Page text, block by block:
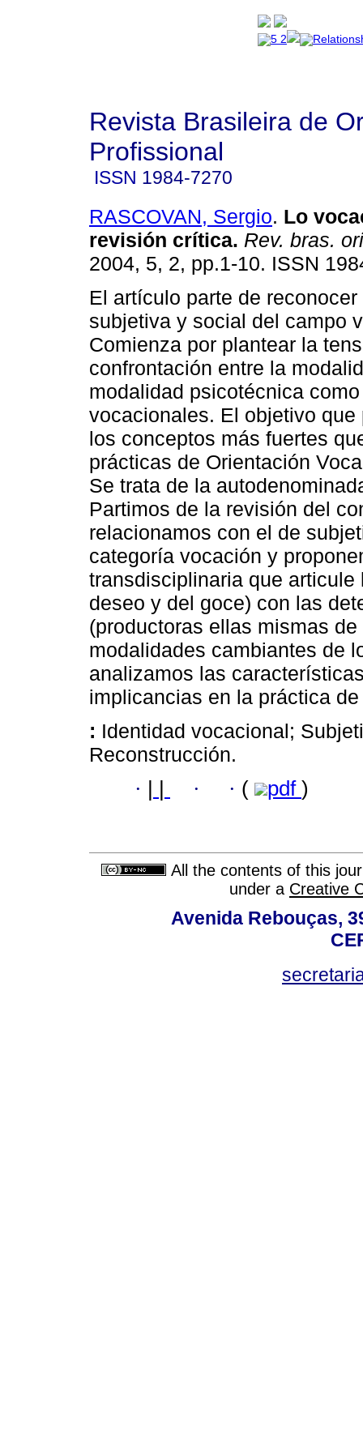
Revista Brasileira de
Profissional
ISSN 1984-7270
RASCOVAN, Sergio. Lo
revisión crítica. Rev. bras.
2004, 5, 2, pp.1-10. ISSN
El artículo parte de
subjetiva y social del campo
Comienza por plantear la
confrontación entre la
modalidad psicotécnica
vocacionales. El objetivo
los conceptos más fuertes
prácticas de Orientación
Se trata de la
Partimos de la revisión del
relacionamos con el de
categoría vocación y
transdisciplinaria que
deseo y del goce) con las
(productoras ellas mismas
modalidades cambiantes de
analizamos las
implicancias en la práctica
: Identidad vocacional;
Reconstrucción.
· · · ( pdf )
All the contents of this
under a Creative
Avenida Rebouças,